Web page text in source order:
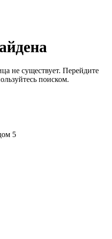
не существует. Перейдите
поиском.
5